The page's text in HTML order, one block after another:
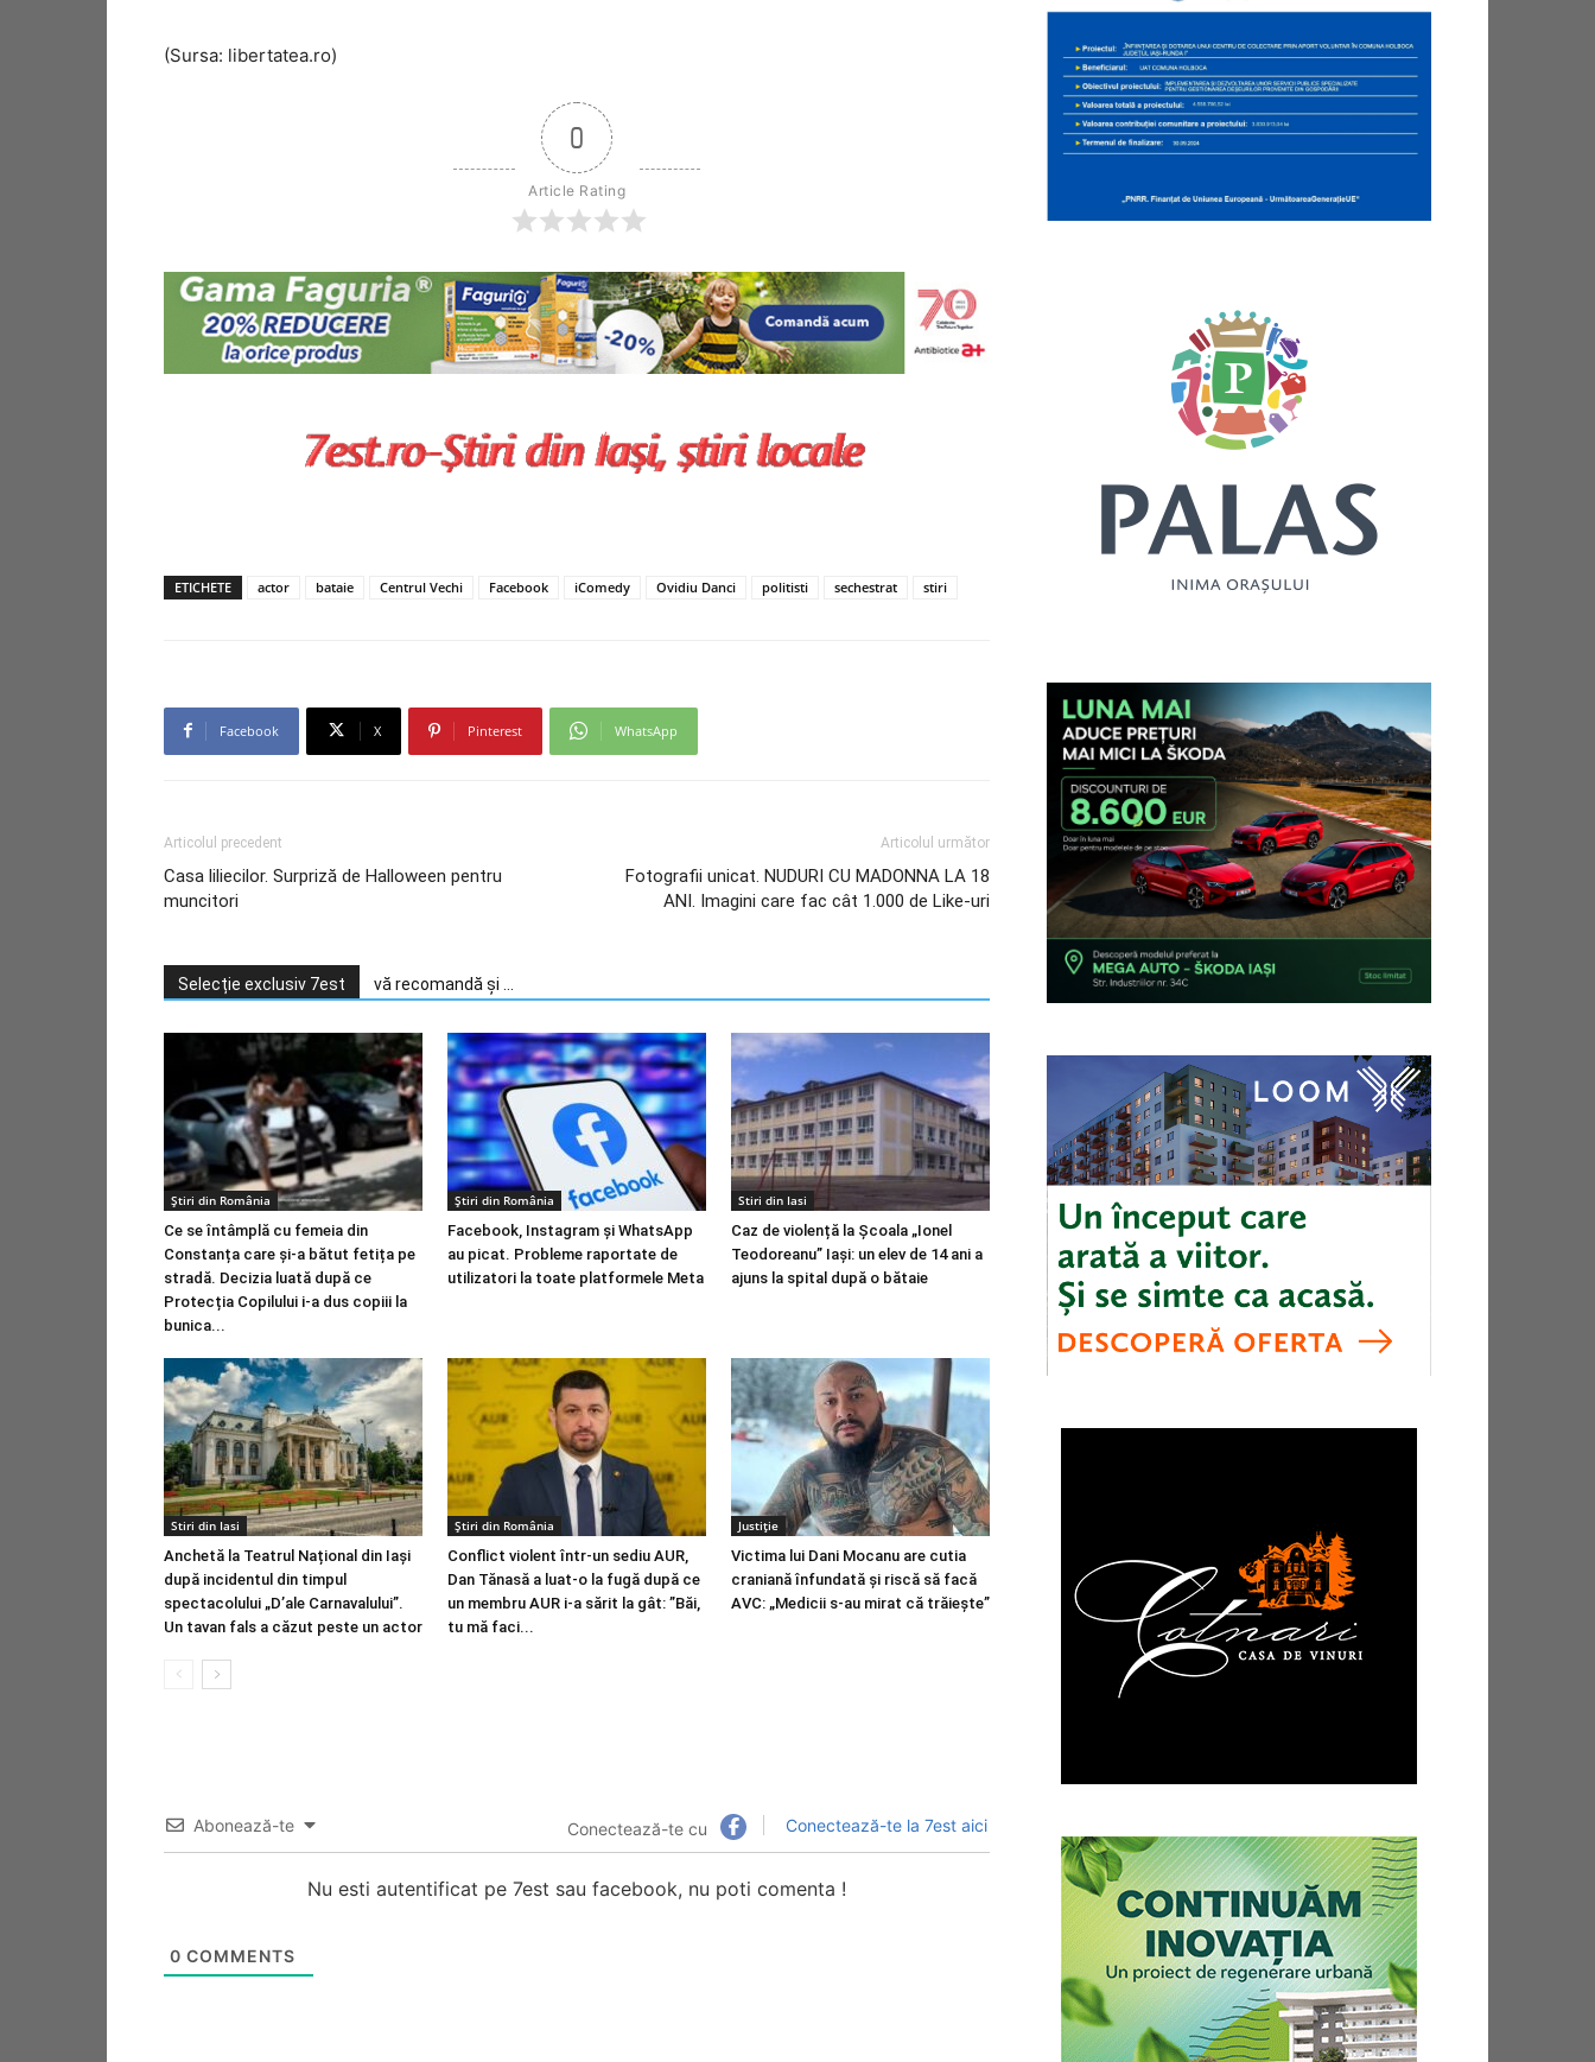
(Sursa: libertatea.ro)
0
Article Rating
ETICHETE actor bataie Centrul Vechi Facebook iComedy Ovidiu Danci politisti sechestrat stiri
Facebook X Pinterest WhatsApp
Articolul precedent
Casa liliecilor. Surpriză de Halloween pentru
muncitori
Articolul următor
Fotografii unicat. NUDURI CU MADONNA LA 18
ANI. Imagini care fac cât 1.000 de Like-uri
Selecție exclusiv 7est vă recomandă și ...
Știri din România
Ce se întâmplă cu femeia din
Constanța care și-a bătut fetița pe
stradă. Decizia luată după ce
Protecția Copilului i-a dus copiii la
bunica...
Știri din România
Facebook, Instagram și WhatsApp
au picat. Probleme raportate de
utilizatori la toate platformele Meta
Stiri din Iasi
Caz de violență la Școala „Ionel
Teodoreanu” Iași: un elev de 14 ani a
ajuns la spital după o bătaie
Stiri din Iasi
Anchetă la Teatrul Național din Iași
după incidentul din timpul
spectacolului „D’ale Carnavalului”.
Un tavan fals a căzut peste un actor
Știri din România
Conflict violent într-un sediu AUR,
Dan Tănasă a luat-o la fugă după ce
un membru AUR i-a sărit la gât: ”Băi,
tu mă faci...
Justiție
Victima lui Dani Mocanu are cutia
craniană înfundată și riscă să facă
AVC: „Medicii s-au mirat că trăieşte”
Abonează-te Conectează-te cu Conectează-te la 7est aici
Nu esti autentificat pe 7est sau facebook, nu poti comenta !
0 COMMENTS